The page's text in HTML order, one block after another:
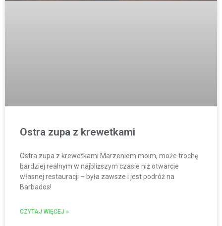
Ostra zupa z krewetkami
Ostra zupa z krewetkami Marzeniem moim, może trochę
bardziej realnym w najbliższym czasie niż otwarcie
własnej restauracji – była zawsze i jest podróż na
Barbados!
CZYTAJ WIĘCEJ »